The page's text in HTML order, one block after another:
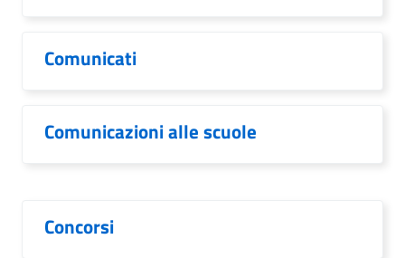
Comunicati
Comunicazioni alle scuole
Concorsi